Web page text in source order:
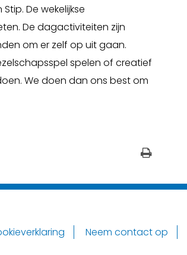
De wekelijkse
De dagactiviteiten zijn
om er zelf op uit gaan.
spelen of creatief
We doen dan ons best om
Neem contact op